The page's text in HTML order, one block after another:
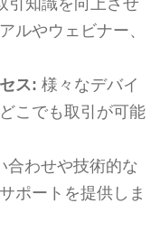
ルやウェビナー、
ス: 様々なデバイ
こでも取引が可能
合わせや技術的な
ポートを提供しま